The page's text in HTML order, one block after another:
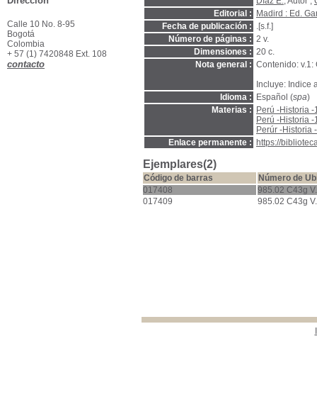
Editorial :
Madird : Ed.
Fecha de publicación : .[s.f.]
Número de páginas : 2 v.
Dimensiones : 20 c.
Nota general : Contenido: v.1:
Incluye: Indice
Idioma :
Español (spa)
Materias :
Perú -Historia
Perú -Historia
Perúr -Historia
Enlace permanente :
https://
Ejemplares(2)
Código de barras
Número de
017408
985.02 C43g
017409
985.02 C43g
Calle 10 No. 8-95
Bogotá
Colombia
+ 57 (1) 7420848 Ext. 108
contacto